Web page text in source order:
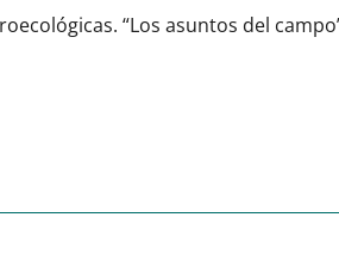
“Los asuntos del